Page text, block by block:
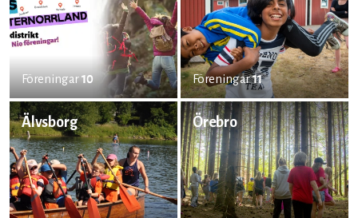
Föreningar10 Föreningar11
Älvsborg Örebro